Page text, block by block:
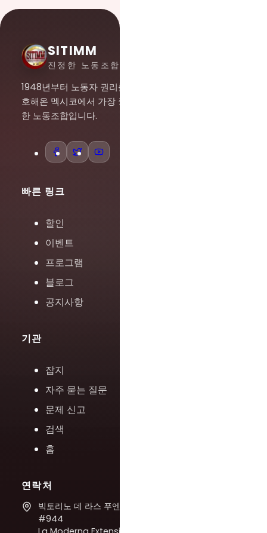
SITIMM
진정한 노동조합주의
1948년부터 노동자 권리를 옹
호해온 멕시코에서 가장 중요
한 노동조합입니다.
빠른 링크
할인
이벤트
프로그램
블로그
공지사항
기관
잡지
자주 묻는 질문
문제 신고
검색
홈
연락처
빅토리노 데 라스 푸엔테스
#944